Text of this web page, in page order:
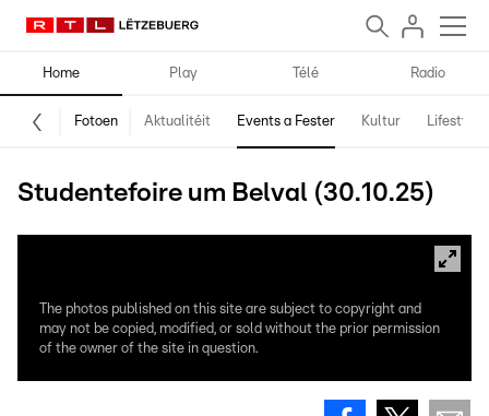
Home Play Télé Radio
Fotoen Aktualitéit Events a Fester Kultur Lifestyle
Studentefoire um Belval (30.10.25)
The photos published on this site are subject to copyright and
may not be copied, modified, or sold without the prior permission
of the owner of the site in question.